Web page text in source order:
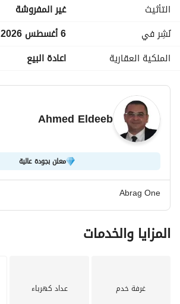
التأثيث
غير المفروشة
نُشِر في
6 أغسطس 2026
الملكية العقارية
اعادة البيع
Ahmed Eldeeb
معلن بجودة عالية
Abrag One
المزايا والخدمات
غرفة خدم عداد كهرباء